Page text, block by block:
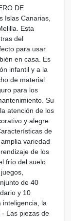
DE
Islas Canarias,
Esta
del
para usar
en casa. Es
infantil y a la
de material
para los
Su
atención de los
y alegre
de
variedad
de los
frío del suelo
de 40
y 10
inteligencia, la
Las piezas de